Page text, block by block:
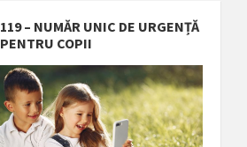
119 – NUMĂR UNIC DE URGENȚĂ
PENTRU COPII